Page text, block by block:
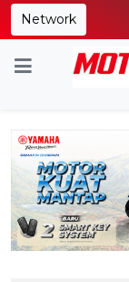
Network